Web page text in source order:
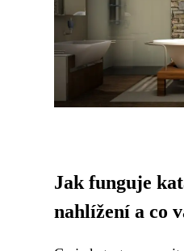
Jak funguje
nahlížení a co